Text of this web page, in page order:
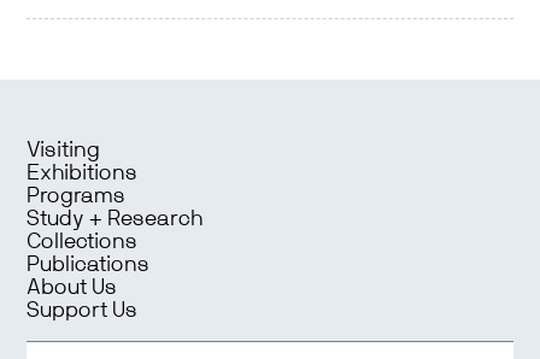
Visiting
Exhibitions
Programs
Study + Research
Collections
Publications
About Us
Support Us